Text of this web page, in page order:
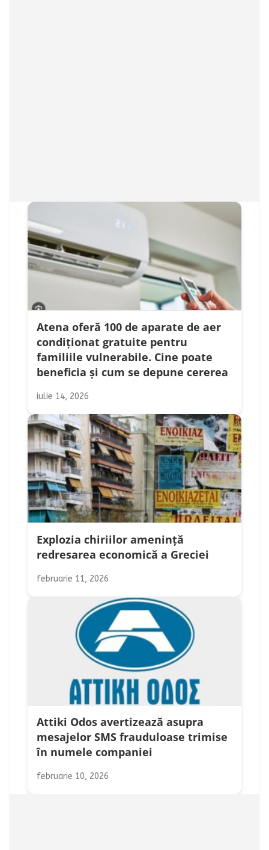
Atena oferă 100 de aparate de aer
condiționat gratuite pentru
familiile vulnerabile. Cine poate
beneficia și cum se depune cererea
iulie 14, 2026
Explozia chiriilor amenință
redresarea economică a Greciei
februarie 11, 2026
Attiki Odos avertizează asupra
mesajelor SMS frauduloase trimise
în numele companiei
februarie 10, 2026